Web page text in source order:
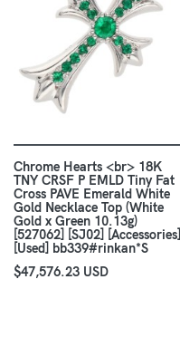
Chrome Hearts <br> 18K
TNY CRSF P EMLD Tiny Fat
Cross PAVE Emerald White
Gold Necklace Top (White
Gold x Green 10.13g)
[527062] [SJ02] [Accessories]
[Used] bb339#rinkan*S
$47,576.23 USD